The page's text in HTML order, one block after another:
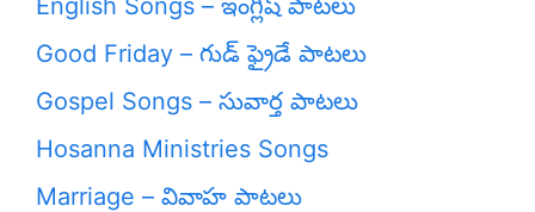
English Songs – ఇంగ్లీష్ పాటలు
Good Friday – గుడ్ ఫ్రైడే పాటలు
Gospel Songs – సువార్త పాటలు
Hosanna Ministries Songs
Marriage – వివాహ పాటలు